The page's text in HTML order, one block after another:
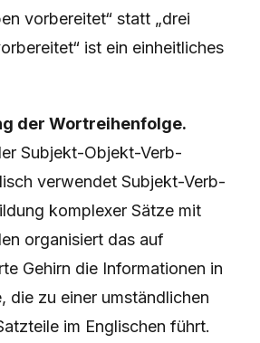
vorbereitet“ statt „drei
ist ein einheitliches
der Wortreihenfolge.
Subjekt-Objekt-Verb-
verwendet Subjekt-Verb-
komplexer Sätze mit
organisiert das auf
Gehirn die Informationen in
die zu einer umständlichen
im Englischen führt.